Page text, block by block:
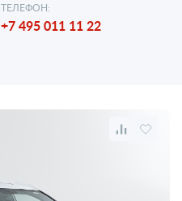
ТЕЛЕФОН:
+7 495 011 11 22